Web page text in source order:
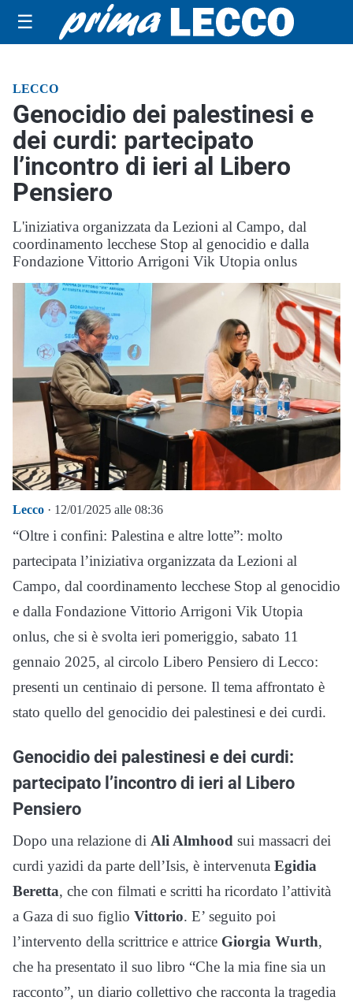
☰
LECCO
Genocidio dei palestinesi e
dei curdi: partecipato
l’incontro di ieri al Libero
Pensiero
L'iniziativa organizzata da Lezioni al Campo, dal
coordinamento lecchese Stop al genocidio e dalla
Fondazione Vittorio Arrigoni Vik Utopia onlus
Lecco · 12/01/2025 alle 08:36
“Oltre i confini: Palestina e altre lotte”: molto
partecipata l’iniziativa organizzata da Lezioni al
Campo, dal coordinamento lecchese Stop al genocidio
e dalla Fondazione Vittorio Arrigoni Vik Utopia
onlus, che si è svolta ieri pomeriggio, sabato 11
gennaio 2025, al circolo Libero Pensiero di Lecco:
presenti un centinaio di persone. Il tema affrontato è
stato quello del genocidio dei palestinesi e dei curdi.
Genocidio dei palestinesi e dei curdi:
partecipato l’incontro di ieri al Libero
Pensiero
Dopo una relazione di Ali Almhood sui massacri dei
curdi yazidi da parte dell’Isis, è intervenuta Egidia
Beretta, che con filmati e scritti ha ricordato l’attività
a Gaza di suo figlio Vittorio. E’ seguito poi
l’intervento della scrittrice e attrice Giorgia Wurth,
che ha presentato il suo libro “Che la mia fine sia un
racconto”, un diario collettivo che racconta la tragedia